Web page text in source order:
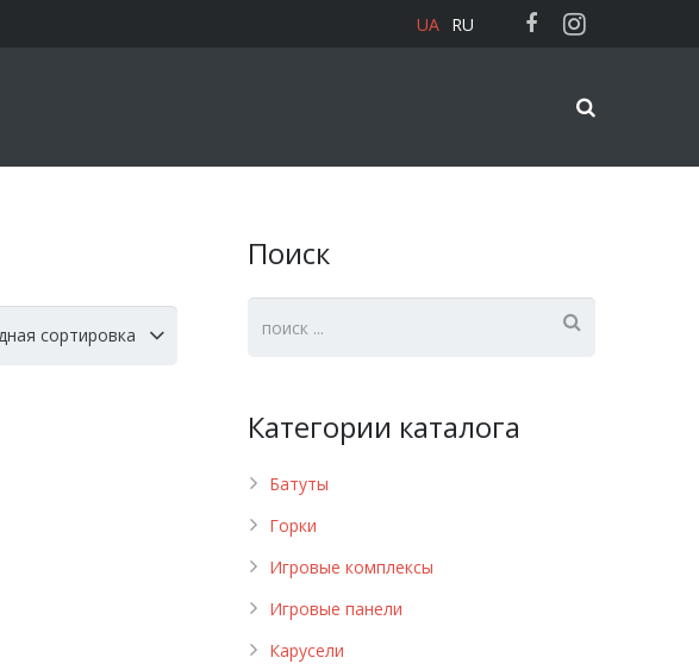
UA RU
Поиск
Категории каталога
Батуты
Горки
Игровые комплексы
Игровые панели
Карусели